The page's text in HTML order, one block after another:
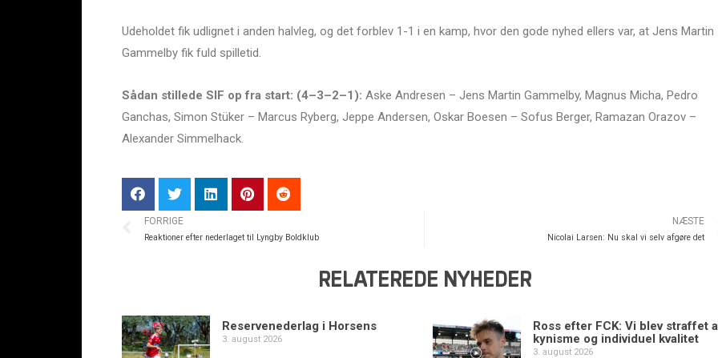
Udeholdet fik udlignet i anden halvleg, og det forblev 1-1 i en kamp, hvor den gode nyhed ellers var, at Jens Martin
Gammelby fik fuld spilletid.
Sådan stillede SIF op fra start: (4–3–2–1): Aske Andresen – Jens Martin Gammelby, Magnus Micha, Pedro
Ganchas, Simon Stüker – Marcus Ryberg, Jeppe Andersen, Oskar Boesen – Sofus Berger, Ramazan Orazov –
Alexander Simmelhack.
FORRIGE
Reaktioner efter nederlaget til Lyngby Boldklub
NÆSTE
Nicolai Larsen: Nu skal vi selv afgøre det
RELATEREDE NYHEDER
Reservenederlag i Horsens
3. august 2026
Ross efter FCK: Vi blev straffet
kynisme og individuel kvalitet
3. august 2026